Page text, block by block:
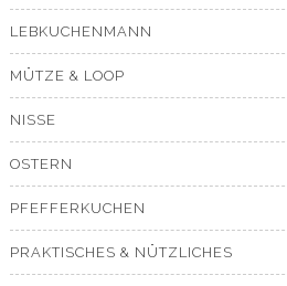
LEBKUCHENMANN
MÜTZE & LOOP
NISSE
OSTERN
PFEFFERKUCHEN
PRAKTISCHES & NÜTZLICHES